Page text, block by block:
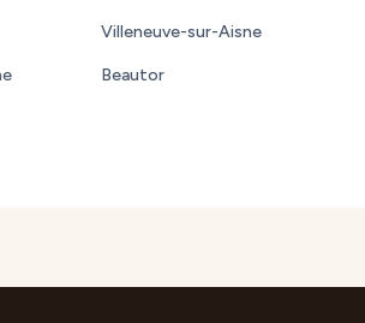
Villeneuve-sur-Aisne
Beautor